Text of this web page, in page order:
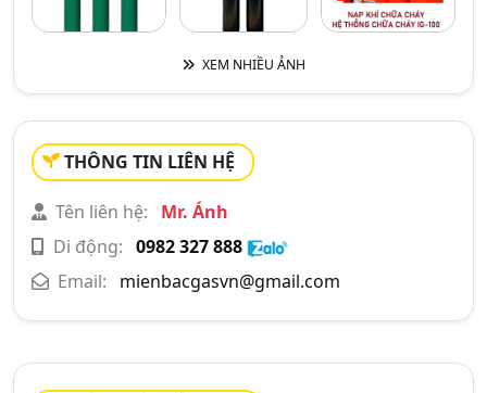
XEM NHIỀU ẢNH
THÔNG TIN LIÊN HỆ
Tên liên hệ:
Mr. Ánh
Di động: 0982 327 888
Email:
mienbacgasvn@gmail.com